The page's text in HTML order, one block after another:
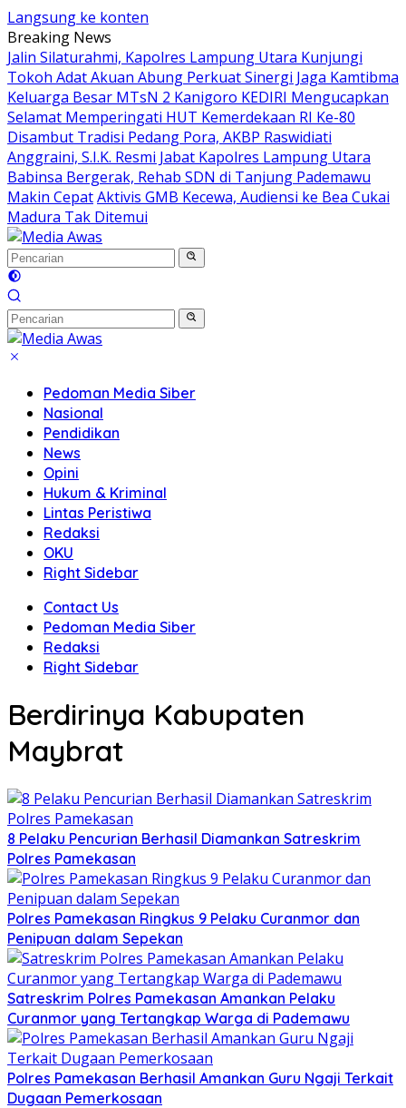
Langsung ke konten
Breaking News
Jalin Silaturahmi, Kapolres Lampung Utara Kunjungi
Tokoh Adat Akuan Abung Perkuat Sinergi Jaga Kamtibma
Keluarga Besar MTsN 2 Kanigoro KEDIRI Mengucapkan
Selamat Memperingati HUT Kemerdekaan RI Ke-80
Disambut Tradisi Pedang Pora, AKBP Raswidiati
Anggraini, S.I.K. Resmi Jabat Kapolres Lampung Utara
Babinsa Bergerak, Rehab SDN di Tanjung Pademawu
Makin CepatAktivis GMB Kecewa, Audiensi ke Bea Cukai
Madura Tak Ditemui
Pedoman Media Siber
Nasional
Pendidikan
News
Opini
Hukum & Kriminal
Lintas Peristiwa
Redaksi
OKU
Right Sidebar
Contact Us
Pedoman Media Siber
Redaksi
Right Sidebar
Berdirinya Kabupaten
Maybrat
8 Pelaku Pencurian Berhasil Diamankan Satreskrim
Polres Pamekasan
Polres Pamekasan Ringkus 9 Pelaku Curanmor dan
Penipuan dalam Sepekan
Satreskrim Polres Pamekasan Amankan Pelaku
Curanmor yang Tertangkap Warga di Pademawu
Polres Pamekasan Berhasil Amankan Guru Ngaji Terkait
Dugaan Pemerkosaan